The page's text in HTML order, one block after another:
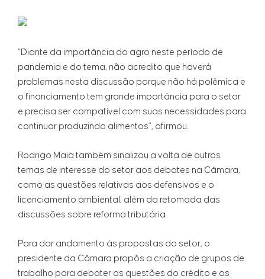
“Diante da importância do agro neste período de
pandemia e do tema, não acredito que haverá
problemas nesta discussão porque não há polêmica e
o financiamento tem grande importância para o setor
e precisa ser compatível com suas necessidades para
continuar produzindo alimentos”, afirmou.
Rodrigo Maia também sinalizou a volta de outros
temas de interesse do setor aos debates na Câmara,
como as questões relativas aos defensivos e o
licenciamento ambiental, além da retomada das
discussões sobre reforma tributária.
Para dar andamento às propostas do setor, o
presidente da Câmara propôs a criação de grupos de
trabalho para debater as questões do crédito e os